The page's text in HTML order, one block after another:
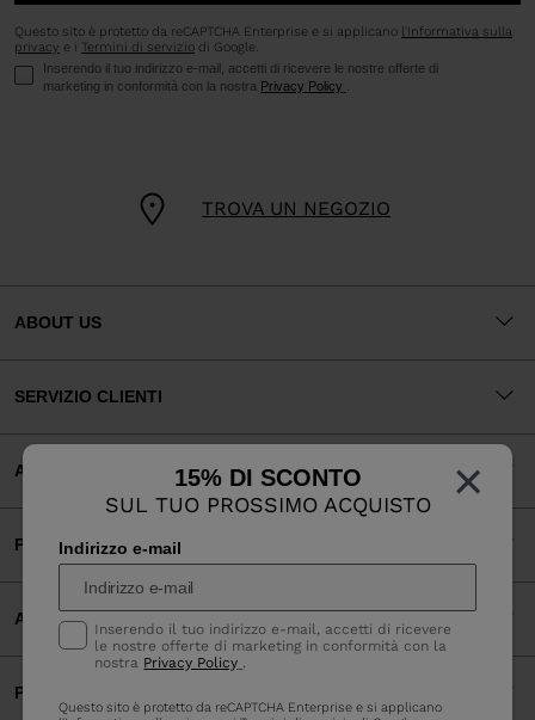
×
15% DI SCONTO
SUL TUO PROSSIMO ACQUISTO
Indirizzo e-mail
Inserendo il tuo indirizzo e-mail, accetti di ricevere
le nostre offerte di marketing in conformità con la
nostra Privacy Policy .
Questo sito è protetto da reCAPTCHA Enterprise e si applicano
TROVA UN NEGOZIO
Questo sito è protetto da reCAPTCHA Enterprise e si applicano
l'Informativa sulla
privacy e i Termini di servizio di Google.
Inserendo il tuo indirizzo e-mail, accetti di ricevere le nostre offerte di
marketing in conformità con la nostra Privacy Policy .
ABOUT US
SERVIZIO CLIENTI
AREA LEGALE
PAGAMENTI ACCETTATI
APP
PARTNERS